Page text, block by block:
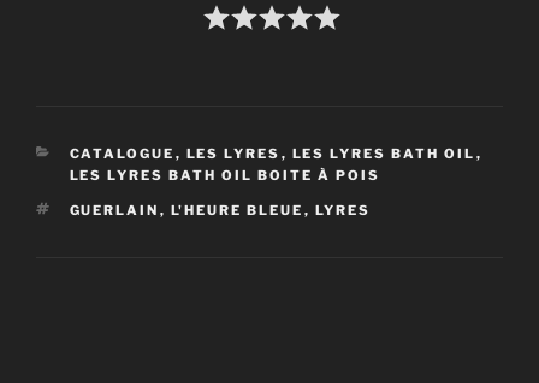
CATÉGORIES
CATALOGUE , LES LYRES , LES LYRES BATH OIL ,
LES LYRES BATH OIL BOITE À POIS
ÉTIQUETTES
GUERLAIN , L'HEURE BLEUE , LYRES